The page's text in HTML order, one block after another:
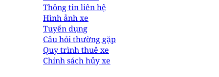
Thông tin liên hệ
Hình ảnh xe
Tuyển dụng
Câu hỏi thường gặp
Quy trình thuê xe
Chính sách hủy xe